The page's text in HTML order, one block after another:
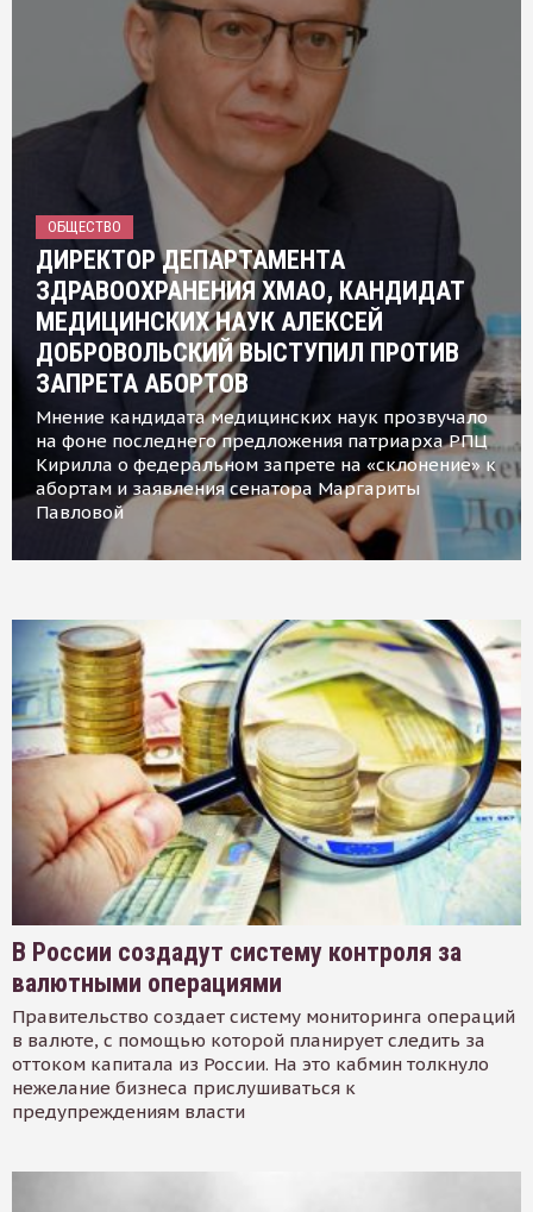
ОБЩЕСТВО
ДИРЕКТОР ДЕПАРТАМЕНТА
ЗДРАВООХРАНЕНИЯ ХМАО, КАНДИДАТ
МЕДИЦИНСКИХ НАУК АЛЕКСЕЙ
ДОБРОВОЛЬСКИЙ ВЫСТУПИЛ ПРОТИВ
ЗАПРЕТА АБОРТОВ
Мнение кандидата медицинских наук прозвучало
на фоне последнего предложения патриарха РПЦ
Кирилла о федеральном запрете на «склонение» к
абортам и заявления сенатора Маргариты
Павловой
В России создадут систему контроля за
валютными операциями
Правительство создает систему мониторинга операций
в валюте, с помощью которой планирует следить за
оттоком капитала из России. На это кабмин толкнуло
нежелание бизнеса прислушиваться к
предупреждениям власти